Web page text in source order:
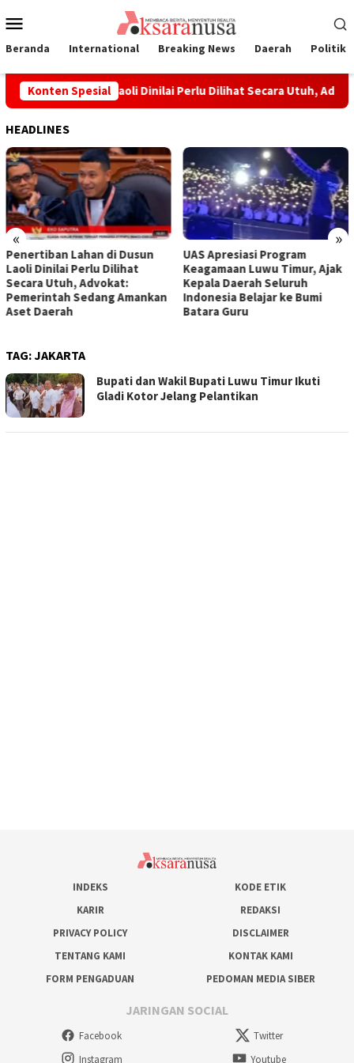
ke
Mobile
Beranda International Breaking News Daerah Politik
Konten Spesial
Lahan di Dusun Laoli Dinilai Perlu Dilihat Secara Utuh,
HEADLINES
« »
Penertiban Lahan di Dusun
Laoli Dinilai Perlu Dilihat
Secara Utuh, Advokat:
Pemerintah Sedang Amankan
Aset Daerah
UAS Apresiasi Program
Keagamaan Luwu Timur, Ajak
Kepala Daerah Seluruh
Indonesia Belajar ke Bumi
Batara Guru
TAG:JAKARTA
Bupati dan Wakil Bupati Luwu Timur Ikuti
Gladi Kotor Jelang Pelantikan
INDEKS
KODE ETIK
KARIR
REDAKSI
PRIVACY POLICY
DISCLAIMER
TENTANG KAMI
KONTAK KAMI
FORM PENGADUAN
PEDOMAN MEDIA SIBER
JARINGAN SOCIAL
Facebook
Twitter
Instagram
Youtube